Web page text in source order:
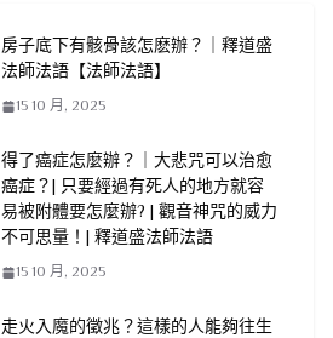
房子底下有骸骨該怎麽辦？｜釋道盛
法師法語【法師法語】
15 10 月, 2025
得了癌症怎麼辦？｜大悲咒可以治愈
癌症？| 只要經過有死人的地方就容
易被附體要怎麼辦? | 觀音神咒的威力
不可思量！| 釋道盛法師法語
15 10 月, 2025
走火入魔的徵兆？這樣的人能夠往生